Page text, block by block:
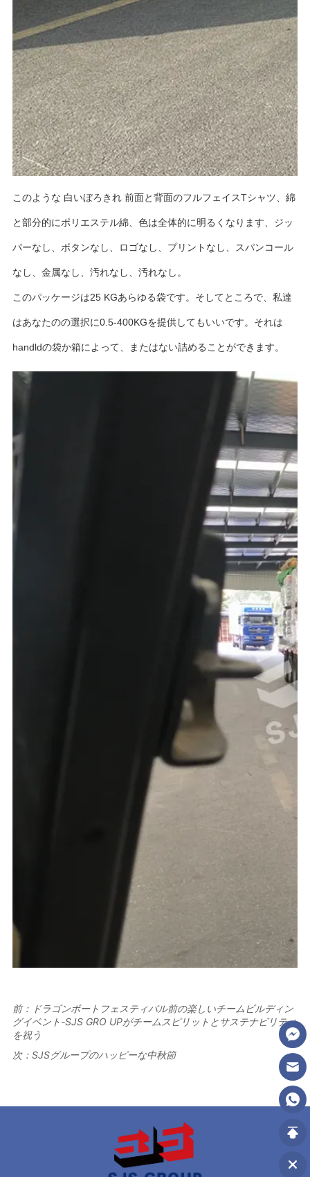
前： ドラゴンボートフェスティバル前の楽しいチームビルディン
グイベント-SJS GRO UPがチームスピリットとサステナビリティ
を祝う
次：SJSグループのハッピーな中秋節